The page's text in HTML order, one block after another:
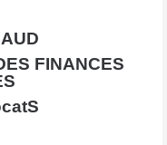
FINANCES